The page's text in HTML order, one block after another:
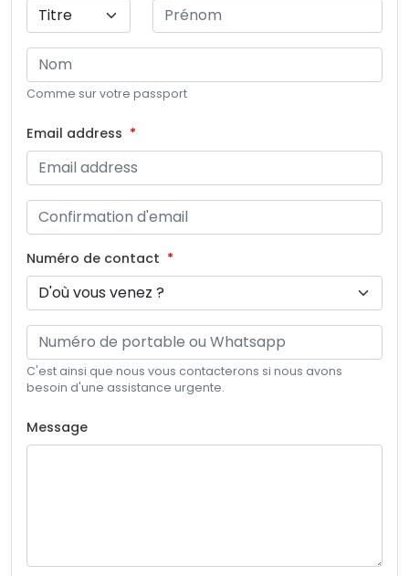
Comme sur votre passport
Email address
Numéro de contact
C'est ainsi que nous vous contacterons si nous avons
besoin d'une assistance urgente.
Message